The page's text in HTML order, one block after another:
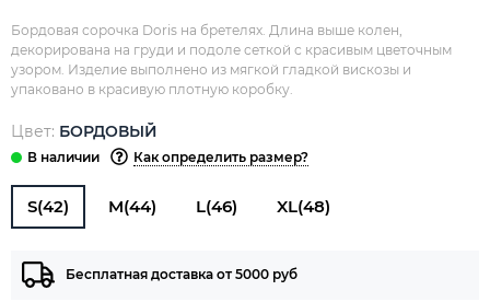
Бордовая сорочка Doris на бретелях. Длина выше колен,
декорирована на груди и подоле сеткой с красивым цветочным
узором. Изделие выполнено из мягкой гладкой вискозы и
упаковано в красивую плотную коробку.
Цвет: БОРДОВЫЙ
Как определить размер?
S(42) M(44) L(46) XL(48)
Бесплатная доставка от 5000 руб